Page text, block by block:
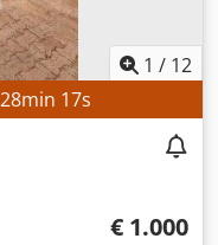
1 / 12
28min 15s
€ 1.000